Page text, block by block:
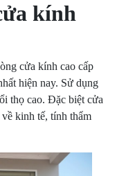
kính
cửa kính cao cấp
hiện nay. Sử dụng
thọ cao. Đặc biệt cửa
kinh tế, tính thẩm